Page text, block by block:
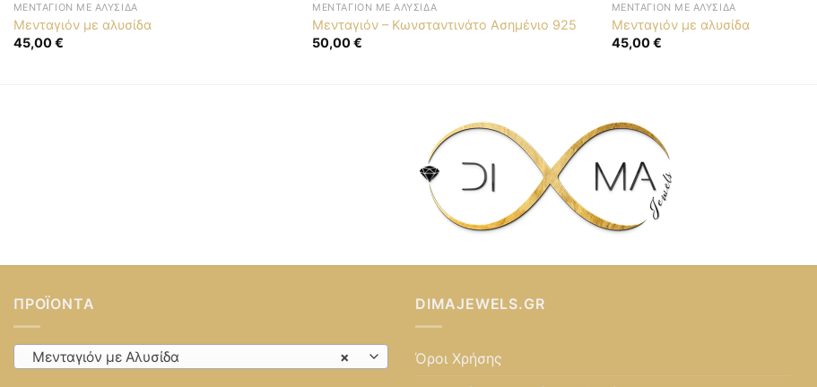
ΜΕΝΤΑΓΙΌΝ ΜΕ ΑΛΥΣΊΔΑ
Μενταγιόν με αλυσίδα
45,00€
ΜΕΝΤΑΓΙΌΝ ΜΕ ΑΛΥΣΊΔΑ
Μενταγιόν – Κωνσταντινάτο Ασημένιο 925
50,00€
ΜΕΝΤΑΓΙΌΝ ΜΕ ΑΛΥΣΊΔΑ
Μενταγιόν με αλυσίδα
45,00€
ΠΡΟΪΌΝΤΑ
×
Μενταγιόν με Αλυσίδα
DIMAJEWELS.GR
Όροι Χρήσης